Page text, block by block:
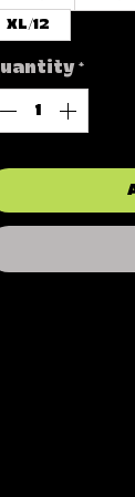
XL/12
*